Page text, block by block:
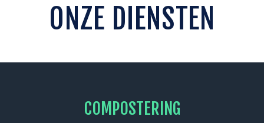
ONZE DIENSTEN
COMPOSTERING